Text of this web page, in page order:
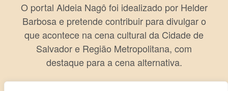
O portal Aldeia Nagô foi idealizado por Helder
Barbosa e pretende contribuir para divulgar o
que acontece na cena cultural da Cidade de
Salvador e Região Metropolitana, com
destaque para a cena alternativa.